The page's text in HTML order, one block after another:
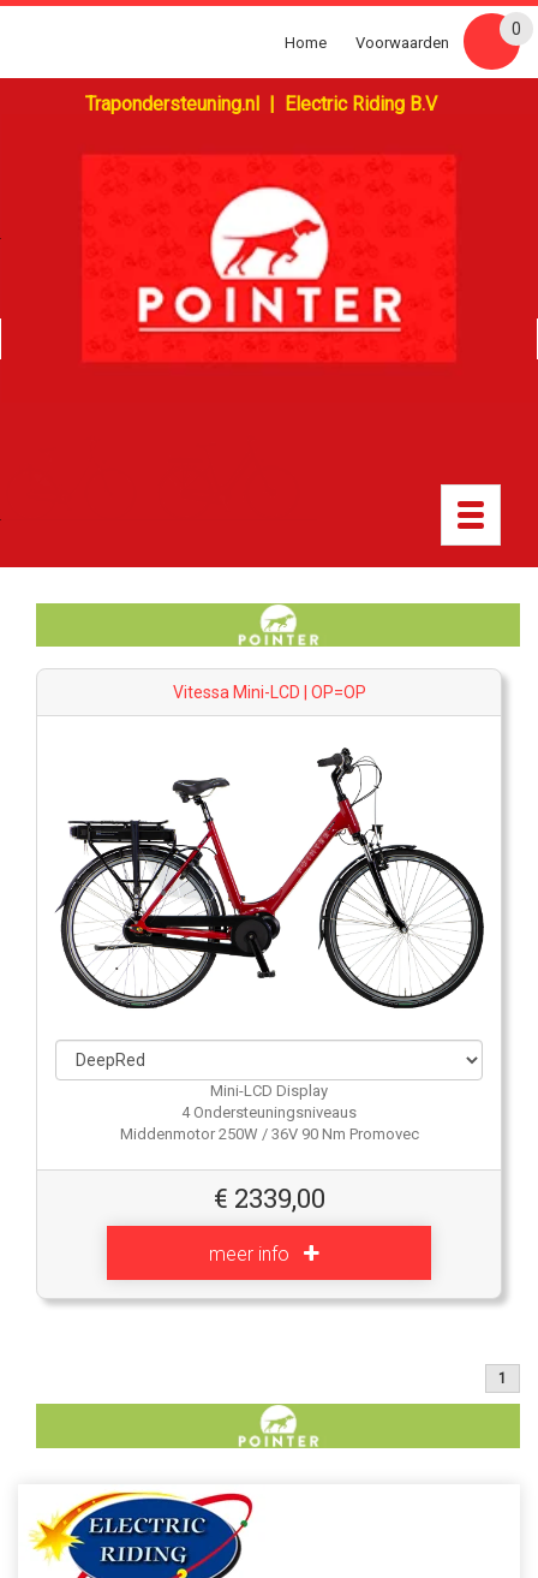
Trapondersteuning.nl | Electric Riding B.V
Home Voorwaarden
0
Toggle
Vitessa Mini-LCD | OP=OP
Mini-LCD Display
4 Ondersteuningsniveaus
Middenmotor 250W / 36V 90 Nm Promovec
€ 2339,00
meer info
1